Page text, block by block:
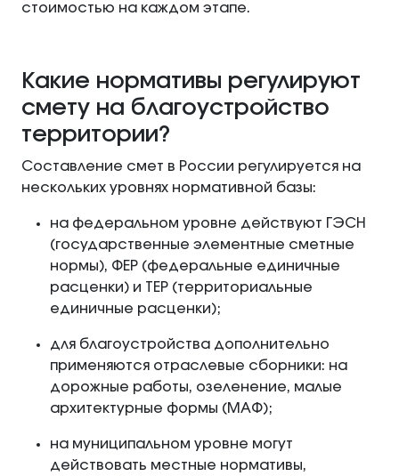
стоимостью на каждом этапе.
Какие нормативы регулируют
смету на благоустройство
территории?
Составление смет в России регулируется на
нескольких уровнях нормативной базы:
на федеральном уровне действуют ГЭСН
(государственные элементные сметные
нормы), ФЕР (федеральные единичные
расценки) и ТЕР (территориальные
единичные расценки);
для благоустройства дополнительно
применяются отраслевые сборники: на
дорожные работы, озеленение, малые
архитектурные формы (МАФ);
на муниципальном уровне могут
действовать местные нормативы,